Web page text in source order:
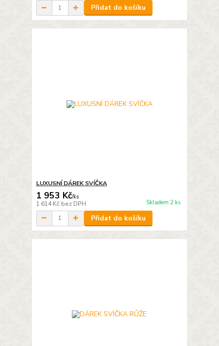
Přidat do košíku
LUXUSNÍ DÁREK SVÍČKA
1 953 Kč/ks
1 614 Kč bez DPH Skladem 2 ks
Přidat do košíku